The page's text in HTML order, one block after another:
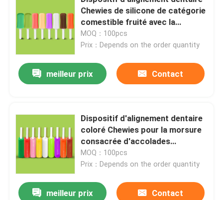
Chewies de silicone de catégorie
comestible fruité avec la
poignée
MOQ：100pcs
Prix：Depends on the order quantity
meilleur prix Contact
Dispositif d'alignement dentaire
coloré Chewies pour la morsure
consacrée d'accolades
d'orthodonties
MOQ：100pcs
Prix：Depends on the order quantity
meilleur prix Contact